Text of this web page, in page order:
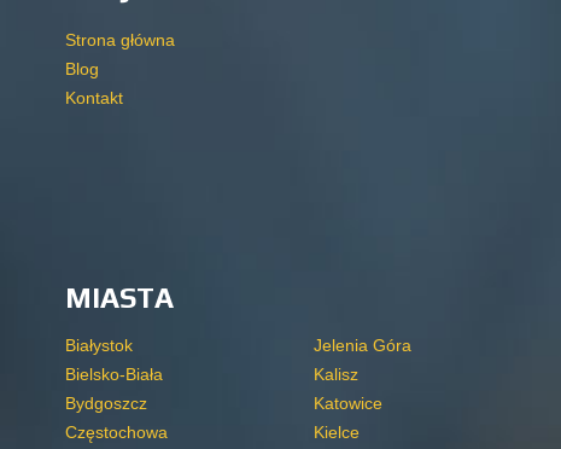
Strona główna
Blog
Kontakt
MIASTA
Białystok
Bielsko-Biała
Bydgoszcz
Częstochowa
Jelenia Góra
Kalisz
Katowice
Kielce